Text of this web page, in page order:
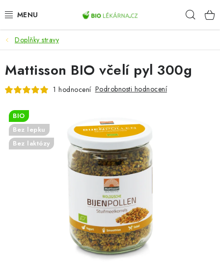
na
AKCE
DOPLŇKY STRAVY
PŘÍRODNÍ KOSMETIKA
SPORT
ZDRAVÉ POTRAVINY
Odborný garant MUDr. Monika Klaudysová
Doplňky stravy
Mattisson BIO včelí pyl 300g
1 hodnocení Podrobnosti hodnocení
BIO
Bez lepku
Bez laktózy